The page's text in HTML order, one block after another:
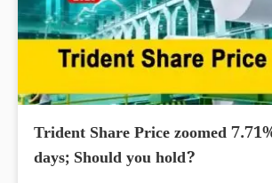
Trident Share Price zoomed
days; Should you hold?